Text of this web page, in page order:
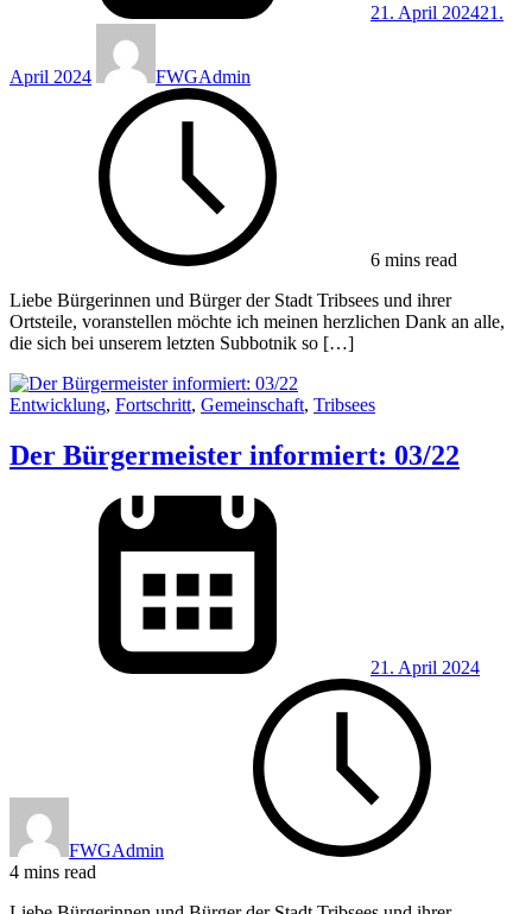
21. April 202421.
April 2024 FWGAdmin
6 mins read
Liebe Bürgerinnen und Bürger der Stadt Tribsees und ihrer
Ortsteile, voranstellen möchte ich meinen herzlichen Dank an alle,
die sich bei unserem letzten Subbotnik so […]
Entwicklung, Fortschritt, Gemeinschaft, Tribsees
Der Bürgermeister informiert: 03/22
21. April 2024
FWGAdmin
4 mins read